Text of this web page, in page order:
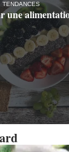
TENDANCES
une